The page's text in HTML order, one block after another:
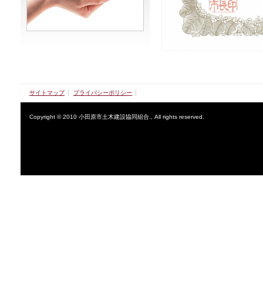
サイトマップ プライバシーポリシー
Copyright © 2010 小田原市土木建設協同組合., All rights reserved.